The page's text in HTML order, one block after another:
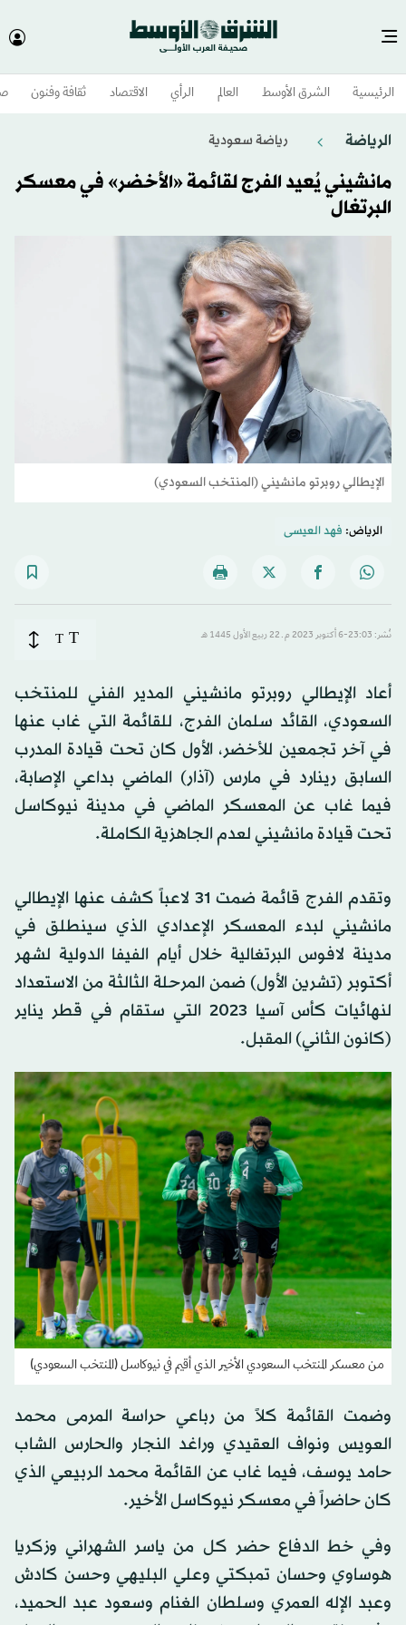
الرئيسية الشرق الأوسط​ العالم الرأي الاقتصاد ثقافة وفنون
الرياضة رياضة سعودية
مانشيني يُعيد الفرج لقائمة «الأخضر» في معسكر
البرتغال
الإيطالي روبرتو مانشيني (المنتخب السعودي)
الرياض: فهد العيسى
نُشر: 23:03-6 أكتوبر 2023 م ـ 22 ربيع الأول 1445 هـ T
T
أعاد الإيطالي روبرتو مانشيني المدير الفني للمنتخب
السعودي، القائد سلمان الفرج، للقائمة التي غاب عنها
في آخر تجمعين للأخضر، الأول كان تحت قيادة المدرب
السابق رينارد في مارس (آذار) الماضي بداعي الإصابة،
فيما غاب عن المعسكر الماضي في مدينة نيوكاسل
تحت قيادة مانشيني لعدم الجاهزية الكاملة.
وتقدم الفرج قائمة ضمت 31 لاعباً كشف عنها الإيطالي
مانشيني لبدء المعسكر الإعدادي الذي سينطلق في
مدينة لافوس البرتغالية خلال أيام الفيفا الدولية لشهر
أكتوبر (تشرين الأول) ضمن المرحلة الثالثة من الاستعداد
لنهائيات كأس آسيا 2023 التي ستقام في قطر يناير
(كانون الثاني) المقبل.
من معسكر المنتخب السعودي الأخير الذي أقيم في نيوكاسل (المنتخب السعودي)
وضمت القائمة كلاً من رباعي حراسة المرمى محمد
العويس ونواف العقيدي وراغد النجار والحارس الشاب
حامد يوسف، فيما غاب عن القائمة محمد الربيعي الذي
كان حاضراً في معسكر نيوكاسل الأخير.
وفي خط الدفاع حضر كل من ياسر الشهراني وزكريا
هوساوي وحسان تمبكتي وعلي البليهي وحسن كادش
وعبد الإله العمري وسلطان الغنام وسعود عبد الحميد،